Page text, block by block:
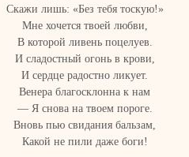
Скажи лишь: «Без тебя тоскую!»
Мне хочется твоей любви,
В которой ливень поцелуев.
И сладостный огонь в крови,
И сердце радостно ликует.
Венера благосклонна к нам
— Я снова на твоем пороге.
Вновь пью свидания бальзам,
Какой не пили даже боги!